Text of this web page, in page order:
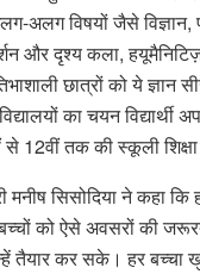
विषयों जैसे विज्ञान,
और दृश्य कला,
छात्रों को ये ज्ञान
का चयन विद्यार्थी
12वीं तक की स्कूली शिक्षा
मनीष सिसोदिया ने कहा
को ऐसे अवसरों की
तैयार कर सके। हर बच्चा